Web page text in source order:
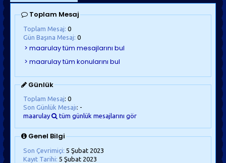
Toplam Mesaj
Toplam Mesaj: 0
Gün Başına Mesaj: 0
Günlük
Toplam Mesaj: 0
Son Günlük Mesajı : -
maarulay
tüm günlük mesajlarını gör
Genel Bilgi
Son Çevrimiçi: 5 Şubat 2023
Kayıt Tarihi: 5 Şubat 2023